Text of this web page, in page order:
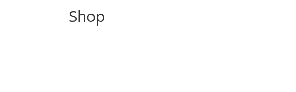
Shop